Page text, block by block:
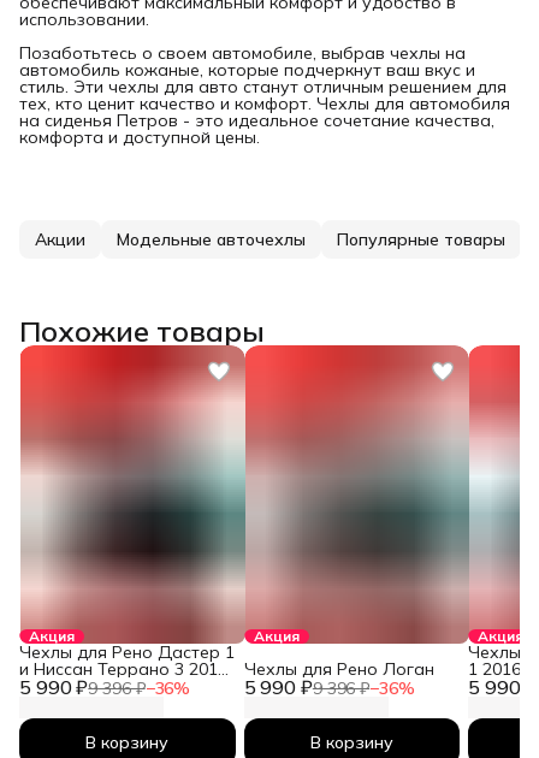
использовании.
Позаботьтесь о своем автомобиле, выбрав чехлы на
автомобиль кожаные, которые подчеркнут ваш вкус и
стиль. Эти чехлы для авто станут отличным решением для
тех, кто ценит качество и комфорт. Чехлы для автомобиля
на сиденья Петров - это идеальное сочетание качества,
комфорта и доступной цены.
Акции Модельные авточехлы Популярные товары
Похожие товары
Акция
5 990 ₽9 396 ₽−36%
Чехлы для Рено Дастер 1
и Ниссан Террано 3 2010-
2026
В корзину
Акция
5 990 ₽9 396 ₽−36%
Чехлы для Рено Логан
В корзину
Акция
5 990 ₽
Чехлы
1 2016-